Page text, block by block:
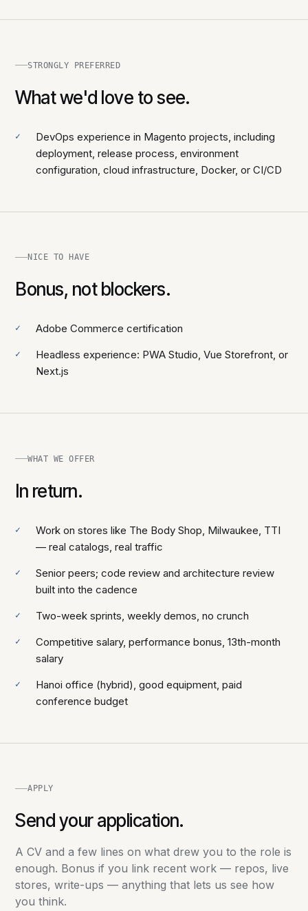
STRONGLY PREFERRED
What we'd love to see.
DevOps experience in Magento projects, including
deployment, release process, environment
configuration, cloud infrastructure, Docker, or CI/CD
NICE TO HAVE
Bonus, not blockers.
Adobe Commerce certification
Headless experience: PWA Studio, Vue Storefront, or
Next.js
WHAT WE OFFER
In return.
Work on stores like The Body Shop, Milwaukee, TTI
— real catalogs, real traffic
Senior peers; code review and architecture review
built into the cadence
Two-week sprints, weekly demos, no crunch
Competitive salary, performance bonus, 13th-month
salary
Hanoi office (hybrid), good equipment, paid
conference budget
APPLY
Send your application.
A CV and a few lines on what drew you to the role is
enough. Bonus if you link recent work — repos, live
stores, write-ups — anything that lets us see how
you think.